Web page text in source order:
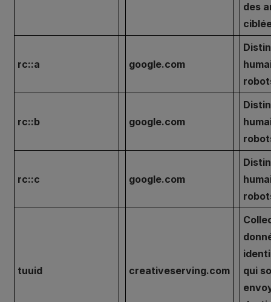
des
rc::a google.com
rc::b google.com
rc::c google.com
tuuid creativeserving.com
qui